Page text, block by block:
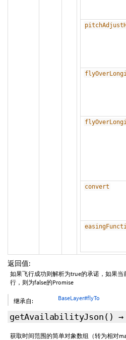
convert
返回值:
如果飞行成功则解析为true的承诺，如果
行，则为false的Promise
继承自: BaseLayer#flyTo
getAvailabilityJson () →
获取时间范围的简单对象数组（转为相对